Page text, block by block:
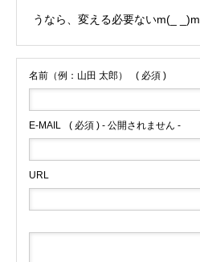
うなら、変える必要ないm(_ _)m
名前（例：山田 太郎） ( 必須 )
E-MAIL ( 必須 ) - 公開されません -
URL